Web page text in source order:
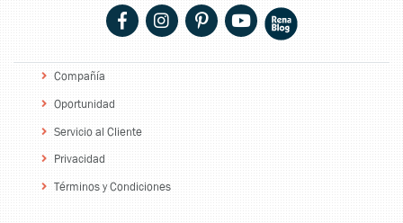
Compañía
Oportunidad
Servicio al Cliente
Privacidad
Términos y Condiciones